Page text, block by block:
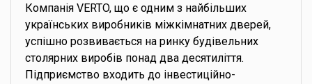
Компанія VERTO, що є одним з найбільших
українських виробників міжкімнатних дверей,
успішно розвивається на ринку будівельних
столярних виробів понад два десятиліття.
Підприємство входить до інвестиційно-